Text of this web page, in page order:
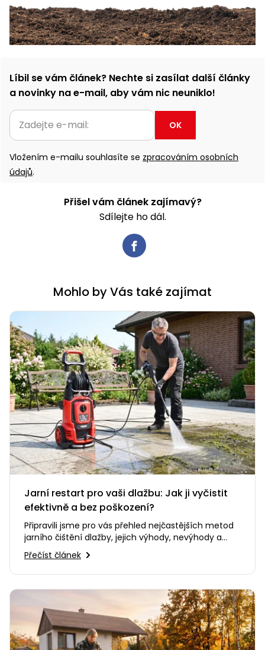
Líbil se vám článek? Nechte si zasílat další články
a novinky na e-mail, aby vám nic neuniklo!
OK
Vložením e-mailu souhlasíte se zpracováním osobních
údajů.
Přišel vám článek zajímavý?
Sdílejte ho dál.
Mohlo by Vás také zajímat
Jarní restart pro vaši dlažbu: Jak ji vyčistit
efektivně a bez poškození?
Připravili jsme pro vás přehled nejčastějších metod
jarního čištění dlažby, jejich výhody, nevýhody a
doporučení…
Přečíst článek